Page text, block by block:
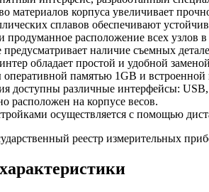
материалов корпуса увеличивает
сплавов обеспечивают
продуманное расположение всех узлов в
наличие съемных
обладает простой и удобной
памятью 1GB и встроенной
доступны различные интерфейсы:
расположен на корпусе весов.
осуществляется с помощью
реестр измерительных